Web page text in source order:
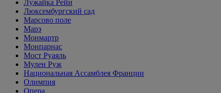
Лужайка Рейи
Люксембургский сад
Марсово поле
Марэ
Монмартр
Монпарнас
Мост Руаяль
Мулен Руж
Национальная Ассамблея Франции
Олимпия
Опера